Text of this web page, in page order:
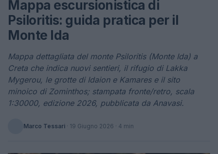
Mappa escursionistica di
Psiloritis: guida pratica per il
Monte Ida
Mappa dettagliata del monte Psiloritis (Monte Ida) a
Creta che indica nuovi sentieri, il rifugio di Lakka
Mygerou, le grotte di Idaion e Kamares e il sito
minoico di Zominthos; stampata fronte/retro, scala
1:30000, edizione 2026, pubblicata da Anavasi.
Marco Tessari · 19 Giugno 2026 · 4 min